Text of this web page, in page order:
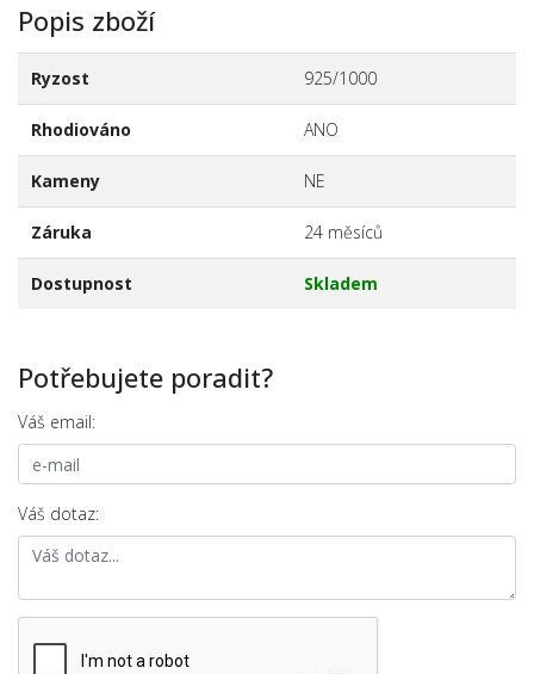
Popis zboží
Ryzost 925/1000
Rhodiováno ANO
Kameny NE
Záruka 24 měsíců
Dostupnost Skladem
Potřebujete poradit?
Váš email:
Váš dotaz: